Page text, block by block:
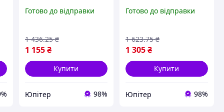
коричневі для
Готово до відправки
1 155 ₴
1 436.25 ₴
Купити
Юпітер 98%
удароміцного пластику
Готово до відправки
1 305₴
1 623.75 ₴
Купити
Юпітер 98%